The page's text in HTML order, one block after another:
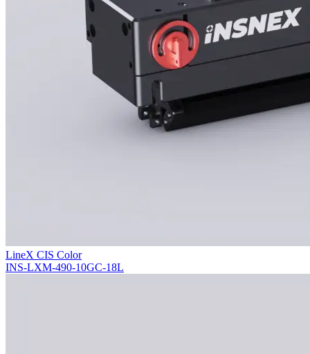
LineX CIS Color
INS-LXM-490-10GC-18L